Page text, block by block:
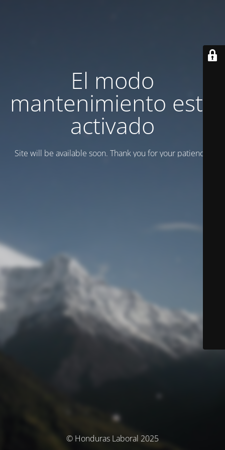
El modo
mantenimiento está
activado
Site will be available soon. Thank you for your patience!
© Honduras Laboral 2025